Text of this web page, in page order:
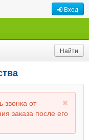
Вход
звонка от
заказа после его